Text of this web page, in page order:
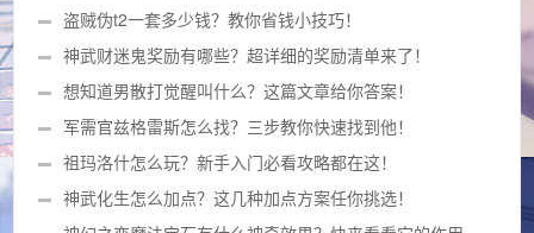
盗贼伪t2一套多少钱？教你省钱小技巧！
神武财迷鬼奖励有哪些？超详细的奖励清单来了！
想知道男散打觉醒叫什么？这篇文章给你答案！
军需官兹格雷斯怎么找？三步教你快速找到他！
祖玛洛什怎么玩？新手入门必看攻略都在这！
神武化生怎么加点？这几种加点方案任你挑选！